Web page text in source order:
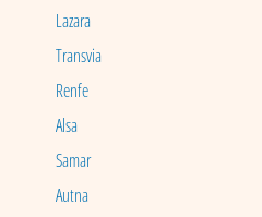
Lazara
Transvia
Renfe
Alsa
Samar
Autna